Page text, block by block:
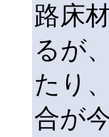
路床
るが
たり
合が